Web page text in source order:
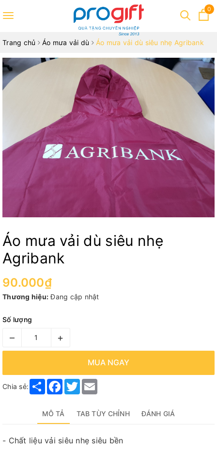
Toggle
0
Trang chủ Áo mưa vải dù Áo mưa vải dù siêu nhẹ Agribank
Áo mưa vải dù siêu nhẹ
Agribank
90.000₫
Thương hiệu: Đang cập nhật
Số lượng
– +
MUA NGAY
Chia sẻ: Share Facebook
Twitter
MÔ TẢ TAB TÙY CHỈNH ĐÁNH GIÁ
- Chất liệu vải siêu nhẹ siêu bền